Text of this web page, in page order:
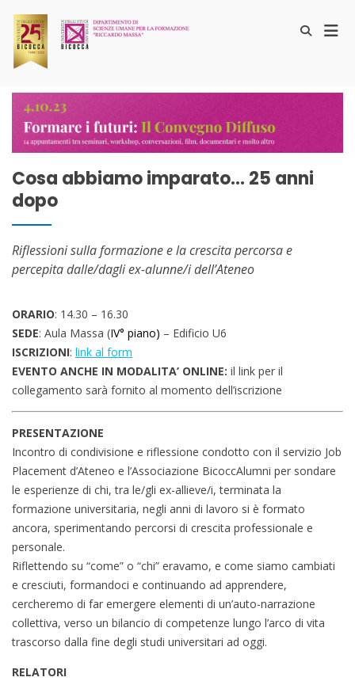
contenuto
Mostra
Cosa abbiamo imparato… 25 anni
dopo
Riflessioni sulla formazione e la crescita percorsa e
percepita dalle/dagli ex-alunne/i dell’Ateneo
ORARIO: 14.30 – 16.30
SEDE: Aula Massa (IV° piano) – Edificio U6
ISCRIZIONI: link al form
EVENTO ANCHE IN MODALITA’ ONLINE: il link per il
collegamento sarà fornito al momento dell’iscrizione
PRESENTAZIONE
Incontro di condivisione e riflessione condotto con il servizio Job
Placement d’Ateneo e l’Associazione BicoccAlumni per sondare
le esperienze di chi, tra le/gli ex-allieve/i, terminata la
formazione universitaria, negli anni di lavoro si è formato
ancora, sperimentando percorsi di crescita professionale e
personale.
Riflettendo su “come” o “chi” eravamo, e come siamo cambiati
e cresciuti, formandoci e continuando ad apprendere,
cercheremo di far emergere elementi di un’auto-narrazione
collettiva, verso un bilancio di competenze lungo l’arco di vita
trascorso dalla fine degli studi universitari ad oggi.
RELATORI